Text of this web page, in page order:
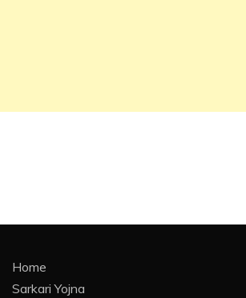
Home
Sarkari Yojna